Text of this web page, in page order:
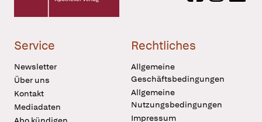
Service
Newsletter
Über uns
Kontakt
Mediadaten
Rechtliches
Allgemeine
Geschäftsbedingungen
Allgemeine
Nutzungsbedingungen
Impressum